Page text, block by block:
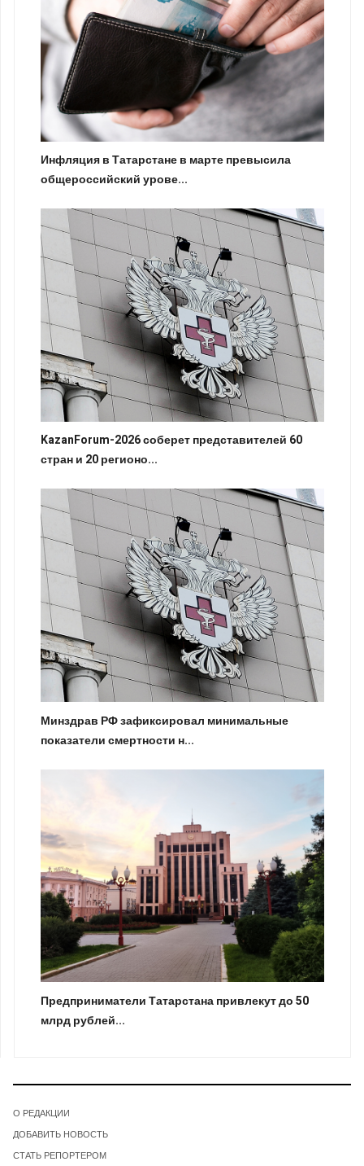
Инфляция в Татарстане в марте превысила
общероссийский урове...
KazanForum-2026 соберет представителей 60
стран и 20 регионо...
Минздрав РФ зафиксировал минимальные
показатели смертности н...
Предприниматели Татарстана привлекут до 50
млрд рублей...
О РЕДАКЦИИ
ДОБАВИТЬ НОВОСТЬ
СТАТЬ РЕПОРТЕРОМ